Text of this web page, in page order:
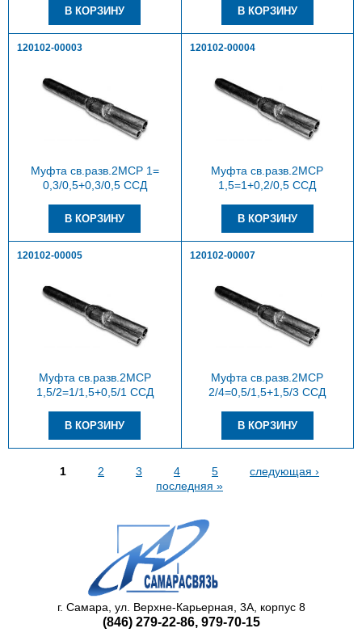
120102-00003
Муфта св.разв.2МСР 1=
0,3/0,5+0,3/0,5 ССД
120102-00004
Муфта св.разв.2МСР
1,5=1+0,2/0,5 ССД
120102-00005
Муфта св.разв.2МСР
1,5/2=1/1,5+0,5/1 ССД
120102-00007
Муфта св.разв.2МСР
2/4=0,5/1,5+1,5/3 ССД
Страницы
1 2 3 4 5
следующая ›
последняя »
г. Самара, ул. Верхне-Карьерная, 3А, корпус 8
(846)279-22-86, 979-70-15